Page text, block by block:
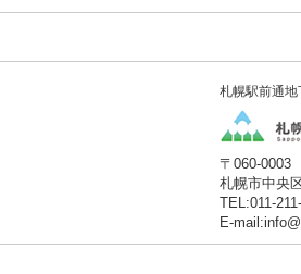
札幌駅前通
〒060-0003
札幌市中央
TEL:011-
E-